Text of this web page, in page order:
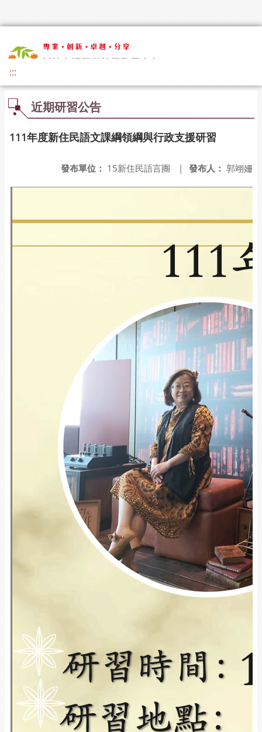
:::
近期研習公告
111年度新住民語文課綱領綱與行政支援研習
發布人： 郭翊姍
發布單位： 15新住民語言團 |